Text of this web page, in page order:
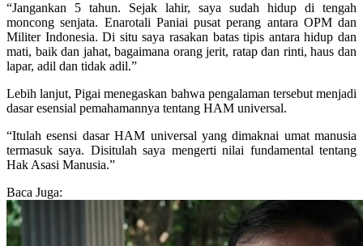
“Jangankan 5 tahun. Sejak lahir, saya sudah hidup di tengah
moncong senjata. Enarotali Paniai pusat perang antara OPM dan
Militer Indonesia. Di situ saya rasakan batas tipis antara hidup dan
mati, baik dan jahat, bagaimana orang jerit, ratap dan rinti, haus dan
lapar, adil dan tidak adil.”
Lebih lanjut, Pigai menegaskan bahwa pengalaman tersebut menjadi
dasar esensial pemahamannya tentang HAM universal.
“Itulah esensi dasar HAM universal yang dimaknai umat manusia
termasuk saya. Disitulah saya mengerti nilai fundamental tentang
Hak Asasi Manusia.”
Baca Juga: